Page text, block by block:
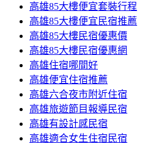
高雄85大樓便宜套裝行程
高雄85大樓便宜民宿推薦
高雄85大樓民宿優惠價
高雄85大樓民宿優惠網
高雄住宿哪間好
高雄便宜住宿推薦
高雄六合夜市附近住宿
高雄旅遊節目報導民宿
高雄有設計感民宿
高雄適合女生住宿民宿